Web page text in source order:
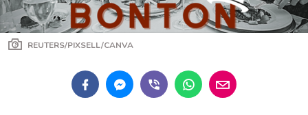
REUTERS/PIXSELL/CANVA